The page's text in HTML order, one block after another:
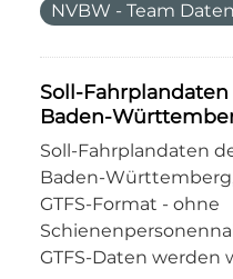
NVBW - Team
Soll-
Baden-
Soll-Fahrplandaten
Baden-
GTFS-Format - ohne
GTFS-Daten werden